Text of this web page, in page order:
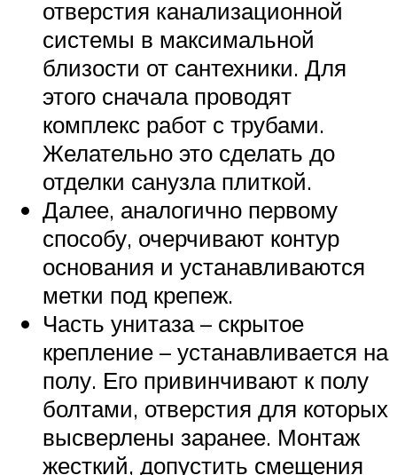
отверстия канализационной
системы в максимальной
близости от сантехники. Для
этого сначала проводят
комплекс работ с трубами.
Желательно это сделать до
отделки санузла плиткой.
Далее, аналогично первому
способу, очерчивают контур
основания и устанавливаются
метки под крепеж.
Часть унитаза – скрытое
крепление – устанавливается на
полу. Его привинчивают к полу
болтами, отверстия для которых
высверлены заранее. Монтаж
жесткий, допустить смещения